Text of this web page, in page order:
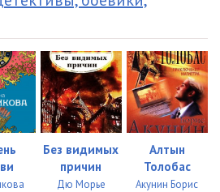
Без видимых
причин
Дю Морье
Алтын
Толобас
Акунин Борис